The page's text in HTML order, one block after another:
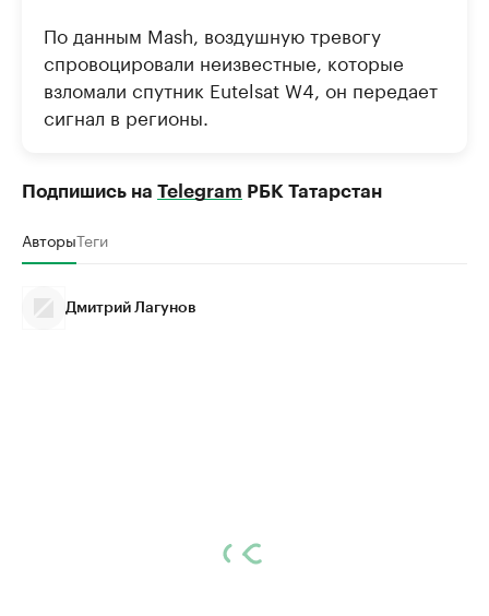
По данным Mash, воздушную тревогу
спровоцировали неизвестные, которые
взломали спутник Eutelsat W4, он передает
сигнал в регионы.
Подпишись на Telegram РБК Татарстан
АвторыТеги
Дмитрий Лагунов